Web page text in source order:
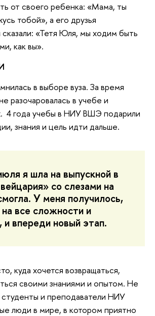
от своего ребенка: «Мама, ты
тобой», а его друзья
сказали: «Тетя Юля, мы ходим быть
как вы».
в выборе вуза. За время
разочаровалась в учебе и
4 года учебы в НИУ ВШЭ подарили
знания и цель идти дальше.
я шла на выпускной в
со слезами на
У меня получилось,
все сложности и
и впереди новый этап.
куда хочется возвращаться,
своими знаниями и опытом. Не
студенты и преподаватели НИУ
люди в мире, в котором приятно